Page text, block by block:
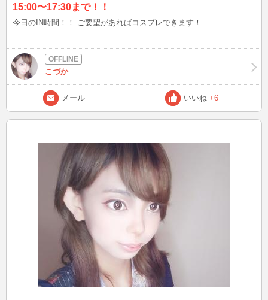
15:00〜17:30まで！！
今日のIN時間！！ ご要望があればコスプレできます！
こづか
メール いいね +6